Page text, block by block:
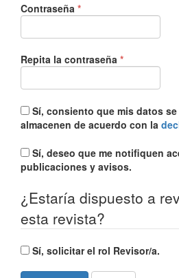
Contraseña *Obligatorio
Repita la contraseña *Obligatorio
almacenen de acuerdo con la
publicaciones y avisos.
¿Estaría dispuesto a
esta revista?
Sí, solicitar el rol Revisor/a.